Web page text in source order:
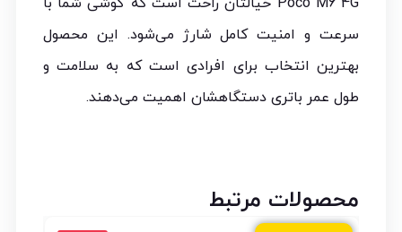
سرعت و امنیت کامل شارژ می‌شود. این محصول
بهترین انتخاب برای افرادی است که به سلامت و
طول عمر باتری دستگاهشان اهمیت می‌دهند.
محصولات مرتبط